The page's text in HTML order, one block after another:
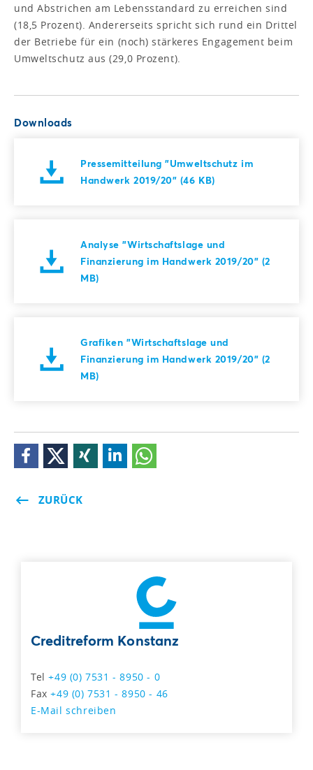
und Abstrichen am Lebensstandard zu erreichen sind
(18,5 Prozent). Andererseits spricht sich rund ein Drittel
der Betriebe für ein (noch) stärkeres Engagement beim
Umweltschutz aus (29,0 Prozent).
Downloads
Pressemitteilung "Umweltschutz im
Handwerk 2019/20" (46 KB)
Analyse "Wirtschaftslage und
Finanzierung im Handwerk 2019/20" (2
MB)
Grafiken "Wirtschaftslage und
Finanzierung im Handwerk 2019/20" (2
MB)
ZURÜCK
Creditreform Konstanz
Tel+49 (0) 7531 - 8950 - 0
Fax+49 (0) 7531 - 8950 - 46
E-Mail schreiben